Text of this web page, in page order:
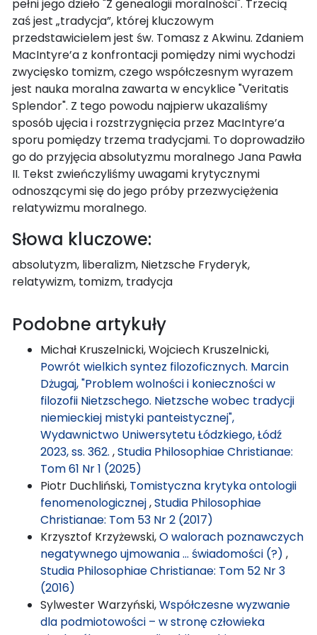
pełni jego dzieło "Z genealogii moralności". Trzecią
zaś jest „tradycja”, której kluczowym
przedstawicielem jest św. Tomasz z Akwinu. Zdaniem
MacIntyre’a z konfrontacji pomiędzy nimi wychodzi
zwycięsko tomizm, czego współczesnym wyrazem
jest nauka moralna zawarta w encyklice "Veritatis
Splendor". Z tego powodu najpierw ukazaliśmy
sposób ujęcia i rozstrzygnięcia przez MacIntyre’a
sporu pomiędzy trzema tradycjami. To doprowadziło
go do przyjęcia absolutyzmu moralnego Jana Pawła
II. Tekst zwieńczyliśmy uwagami krytycznymi
odnoszącymi się do jego próby przezwyciężenia
relatywizmu moralnego.
Słowa kluczowe:
absolutyzm, liberalizm, Nietzsche Fryderyk,
relatywizm, tomizm, tradycja
Podobne artykuły
Michał Kruszelnicki, Wojciech Kruszelnicki,
Powrót wielkich syntez filozoficznych. Marcin
Dżugaj, "Problem wolności i konieczności w
filozofii Nietzschego. Nietzsche wobec tradycji
niemieckiej mistyki panteistycznej",
Wydawnictwo Uniwersytetu Łódzkiego, Łódź
2023, ss. 362. ,Studia Philosophiae Christianae:
Tom 61 Nr 1 (2025)
Piotr Duchliński, Tomistyczna krytyka ontologii
fenomenologicznej,Studia Philosophiae
Christianae: Tom 53 Nr 2 (2017)
Krzysztof Krzyżewski,O walorach poznawczych
negatywnego ujmowania … świadomości (?) ,
Studia Philosophiae Christianae: Tom 52 Nr 3
(2016)
Sylwester Warzyński,Współczesne wyzwanie
dla podmiotowości – w stronę człowieka